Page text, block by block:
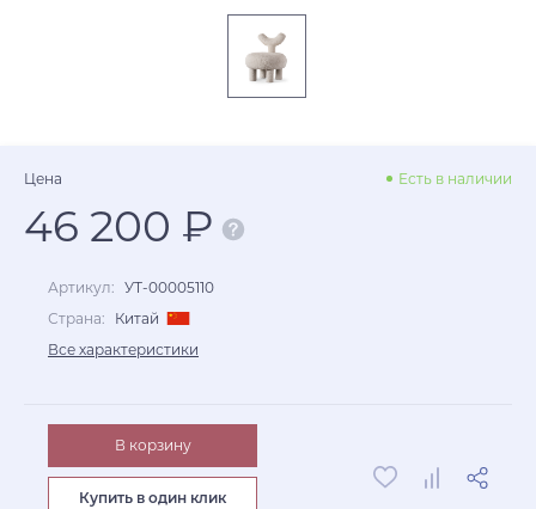
Цена Есть в наличии
46 200 ₽
Артикул: УТ-00005110
Страна:
Китай
Все характеристики
В корзину
Купить в один клик